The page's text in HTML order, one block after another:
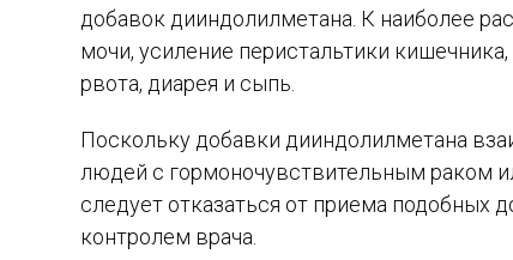
добавок дииндолилметана. К наиболее
мочи, усиление перистальтики
рвота, диарея и сыпь.
Поскольку добавки дииндолилметана
людей с гормоночувствительным раком
следует отказаться от приема подобных
контролем врача.